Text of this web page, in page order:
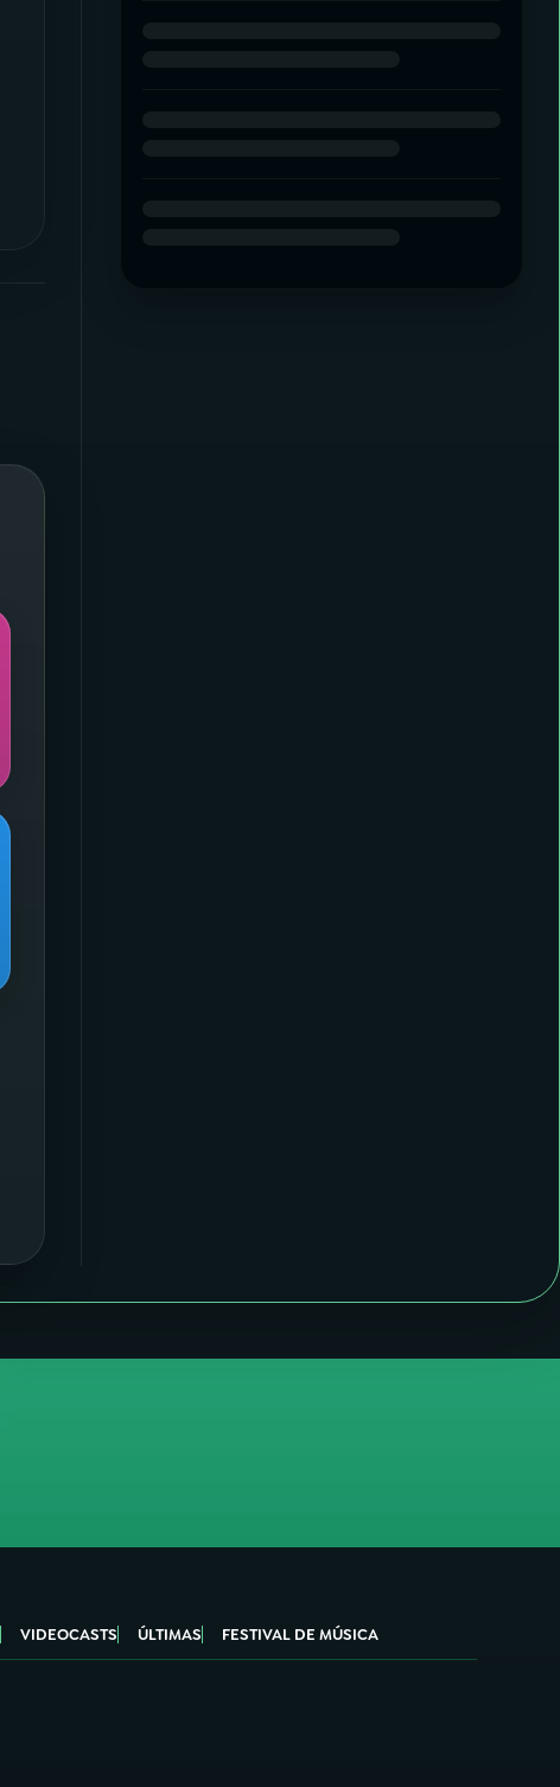
VIDEOCASTS ÚLTIMAS FESTIVAL DE MÚSICA